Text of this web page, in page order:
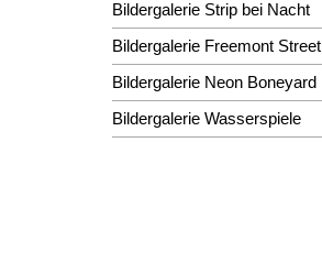
Bildergalerie Strip bei Nacht
Bildergalerie Freemont Street
Bildergalerie Neon Boneyard
Bildergalerie Wasserspiele